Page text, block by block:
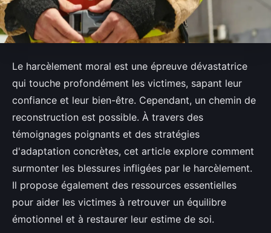
Le harcèlement moral est une épreuve dévastatrice
qui touche profondément les victimes, sapant leur
confiance et leur bien-être. Cependant, un chemin de
reconstruction est possible. À travers des
témoignages poignants et des stratégies
d'adaptation concrètes, cet article explore comment
surmonter les blessures infligées par le harcèlement.
Il propose également des ressources essentielles
pour aider les victimes à retrouver un équilibre
émotionnel et à restaurer leur estime de soi.